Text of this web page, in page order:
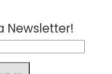
Newsletter!